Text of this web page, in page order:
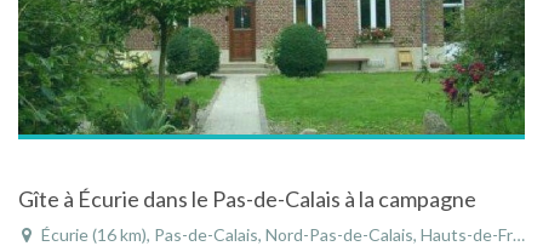
Gîte à Écurie dans le Pas-de-Calais à la campagne
Écurie (16 km), Pas-de-Calais, Nord-Pas-de-Calais, Hauts-de-France, France